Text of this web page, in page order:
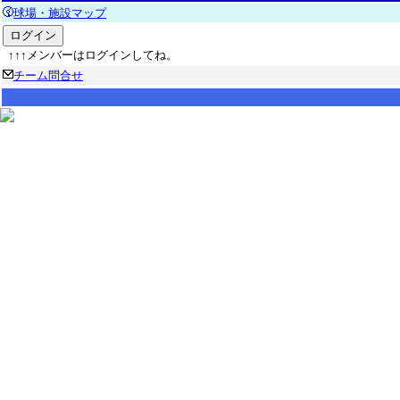
球場・施設マップ
↑↑↑メンバーはログインしてね。
チーム問合せ